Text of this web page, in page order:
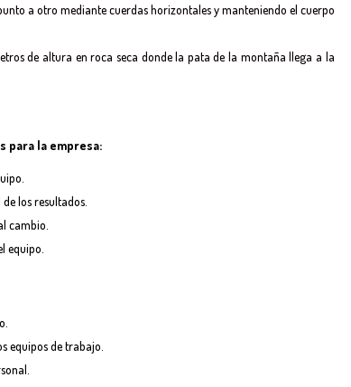
a otro mediante cuerdas horizontales y manteniendo el cuerpo
de altura en roca seca donde la pata de la montaña llega a la
para la empresa:
los resultados.
cambio.
equipo.
equipos de trabajo.